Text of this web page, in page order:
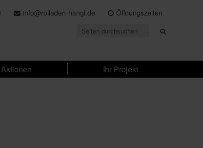
info@rolladen-hangl.de Öffnungszeiten
Aktionen Ihr Projekt